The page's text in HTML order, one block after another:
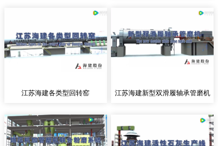
江苏海建各类型回转窑 江苏海建新型双滑履轴承管磨机